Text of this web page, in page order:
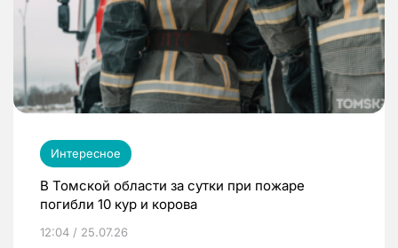
Интересное
В Томской области за сутки при пожаре
погибли 10 кур и корова
12:04 / 25.07.26